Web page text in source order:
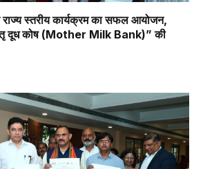
राज्य स्तरीय कार्यक्रम का सफल आयोजन,
दूध कोष (Mother Milk Bank)” की